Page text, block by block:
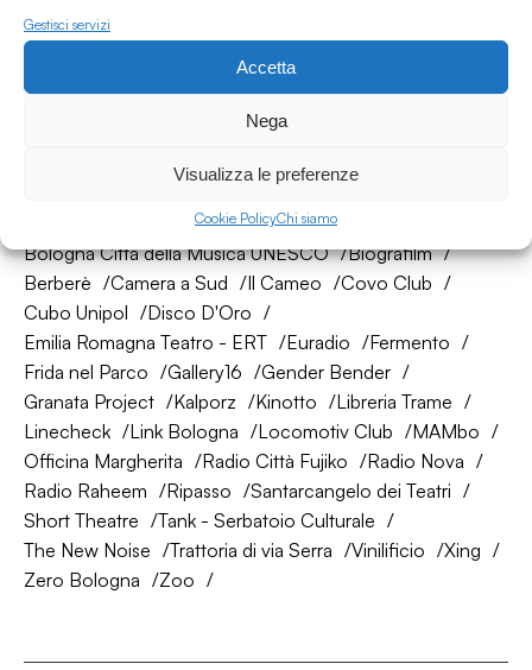
Gestisci servizi
Accetta
Nega
Visualizza le preferenze
Cookie PolicyChi siamo
CF: 03691751204
La nostra rete di amici
AtelierSì
Baumhaus
Bologna Città della Musica UNESCO
Biografilm
Berberè
Camera a Sud Il Cameo
Covo Club
Cubo Unipol
Disco D'Oro
Emilia Romagna Teatro - ERT
Euradio
Fermento
Frida nel Parco
Gallery16
Gender Bender
Granata Project
Kalporz Kinotto
Libreria Trame
Linecheck
Link Bologna Locomotiv Club
MAMbo
Officina Margherita
Radio Città Fujiko
Radio Nova
Radio Raheem
Ripasso
Santarcangelo dei Teatri
Short Theatre
Tank - Serbatoio Culturale
The New Noise
Trattoria di via Serra Vinilificio
Xing
Zero Bologna
Zoo